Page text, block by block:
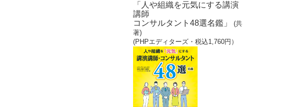
「人や組織を元気にする講演
講師
コンサルタント48選名鑑」 (共
著)
(PHPエディターズ・税込1,760円）